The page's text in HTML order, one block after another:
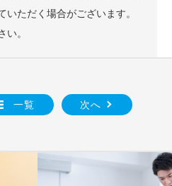
いただく場合がございます。
い。
一覧 次へ